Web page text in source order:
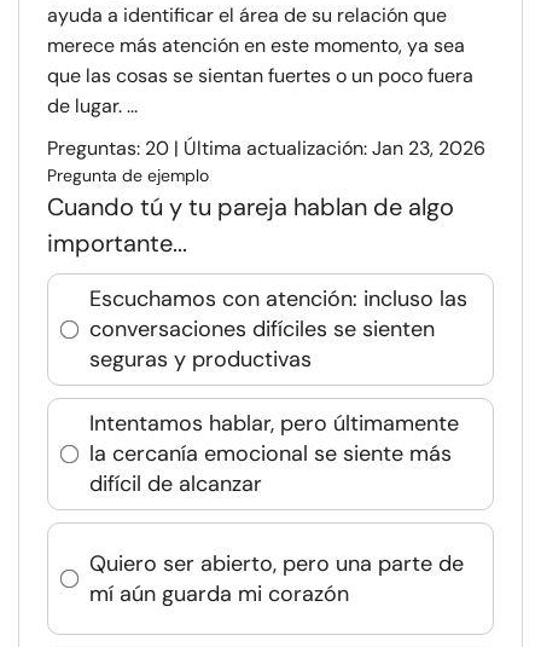
ayuda a identificar el área de su relación que
merece más atención en este momento, ya sea
que las cosas se sientan fuertes o un poco fuera
de lugar. ...
Preguntas: 20 | Última actualización: Jan 23, 2026
Pregunta de ejemplo
Cuando tú y tu pareja hablan de algo
importante...
Escuchamos con atención: incluso las
conversaciones difíciles se sienten
seguras y productivas
Intentamos hablar, pero últimamente
la cercanía emocional se siente más
difícil de alcanzar
Quiero ser abierto, pero una parte de
mí aún guarda mi corazón